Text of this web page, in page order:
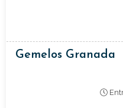
Gemelos Granada